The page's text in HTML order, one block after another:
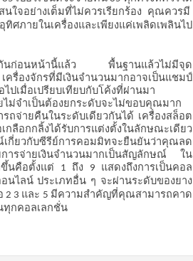
ใจอย่างเต็มที่ไม่ควรเรียกร้อง
คุณควรมี
ศภายในเครื่องและเพียงแค่เพลิดเพลินไป
นก่อนหน้านี้แล้ว
พื้นฐานแล้วไม่มีจุด
เครื่องจักรที่มีเงินจำนวนมากอาจเป็นแชมป์
ปเมื่อเปรียบเทียบกับโค้งที่ผ่านมา
ไม่จำเป็นต้องยกระดับจะไม่ขอบคุณมาก
รถจ่ายคืนในระดับเดียวกันได้ เครื่องสล็อต
กลือกกลิ้งได้รับการแต่งตั้งในลักษณะเดียว
กี่ยวกับซีรีย์การคอมมิทจะยืนยันว่าคุณลด
ารจ่ายเงินจำนวนมากเป็นสัญลักษณ์
ใน
นคือตั้งแต่ 1 ถึง 9 แสดงถึงการเป็นคอล
นไลน์ ประเภทอื่น ๆ จะผ่านระดับของยาง
2 3 และ 5 มีความสำคัญที่คุณสามารถคาด
ทุกคอลเลกชั่น